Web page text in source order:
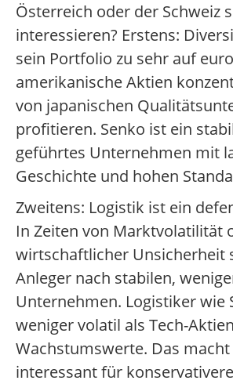
Österreich oder der Schweiz
interessieren? Erstens:
sein Portfolio zu sehr auf
amerikanische Aktien
von japanischen
profitieren. Senko ist ein
geführtes Unternehmen mit
Geschichte und hohen
Zweitens: Logistik ist ein
In Zeiten von Marktvolatilität
wirtschaftlicher Unsicherheit
Anleger nach stabilen,
Unternehmen. Logistiker wie
weniger volatil als Tech-
Wachstumswerte. Das macht
interessant für